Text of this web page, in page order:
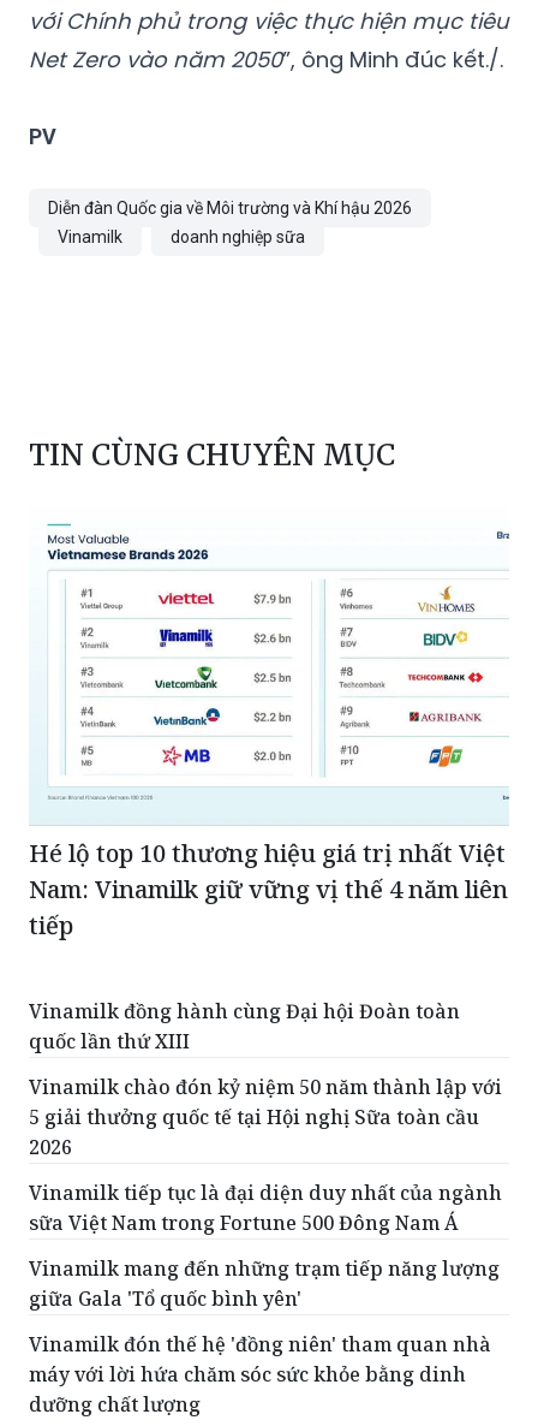
với Chính phủ trong việc thực hiện mục tiêu
Net Zero vào năm 2050”, ông Minh đúc kết./.
PV
Diễn đàn Quốc gia về Môi trường và Khí hậu 2026
Vinamilk
doanh nghiệp sữa
TIN CÙNG CHUYÊN MỤC
Hé lộ top 10 thương hiệu giá trị nhất Việt
Nam: Vinamilk giữ vững vị thế 4 năm liên
tiếp
Vinamilk đồng hành cùng Đại hội Đoàn toàn
quốc lần thứ XIII
Vinamilk chào đón kỷ niệm 50 năm thành lập với
5 giải thưởng quốc tế tại Hội nghị Sữa toàn cầu
2026
Vinamilk tiếp tục là đại diện duy nhất của ngành
sữa Việt Nam trong Fortune 500 Đông Nam Á
Vinamilk mang đến những trạm tiếp năng lượng
giữa Gala 'Tổ quốc bình yên'
Vinamilk đón thế hệ 'đồng niên' tham quan nhà
máy với lời hứa chăm sóc sức khỏe bằng dinh
dưỡng chất lượng